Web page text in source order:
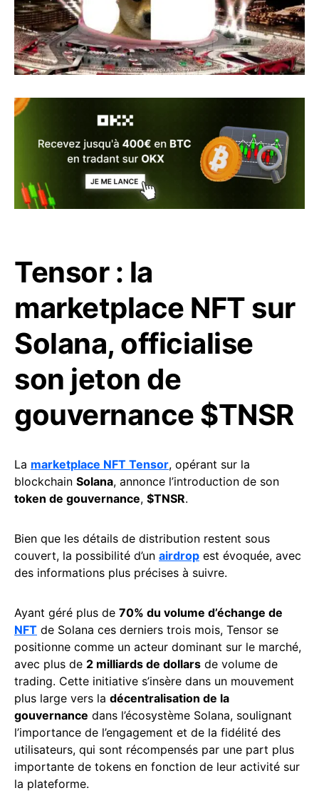
Tensor : la
marketplace NFT sur
Solana, officialise
son jeton de
gouvernance $TNSR
La marketplace NFT Tensor, opérant sur la
blockchain Solana, annonce l’introduction de son
token de gouvernance, $TNSR.
Bien que les détails de distribution restent sous
couvert, la possibilité d’un airdrop est évoquée, avec
des informations plus précises à suivre.
Ayant géré plus de 70% du volume d’échange de
NFT de Solana ces derniers trois mois, Tensor se
positionne comme un acteur dominant sur le marché,
avec plus de 2 milliards de dollars de volume de
trading. Cette initiative s’insère dans un mouvement
plus large vers la décentralisation de la
gouvernance dans l’écosystème Solana, soulignant
l’importance de l’engagement et de la fidélité des
utilisateurs, qui sont récompensés par une part plus
importante de tokens en fonction de leur activité sur
la plateforme.